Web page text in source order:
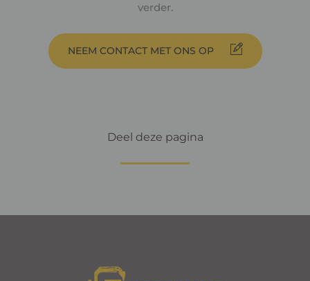
verder.
NEEM CONTACT MET ONS OP
Deel deze pagina